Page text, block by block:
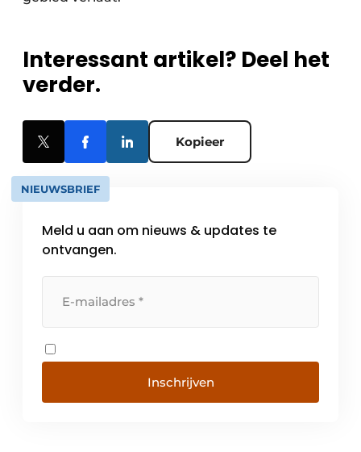
Interessant artikel? Deel het
verder.
Kopieer
NIEUWSBRIEF
Meld u aan om nieuws & updates te
ontvangen.
Inschrijven